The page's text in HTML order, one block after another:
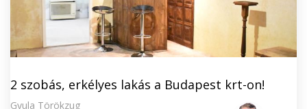
2 szobás, erkélyes lakás a Budapest krt-on!
Gyula Törökzug